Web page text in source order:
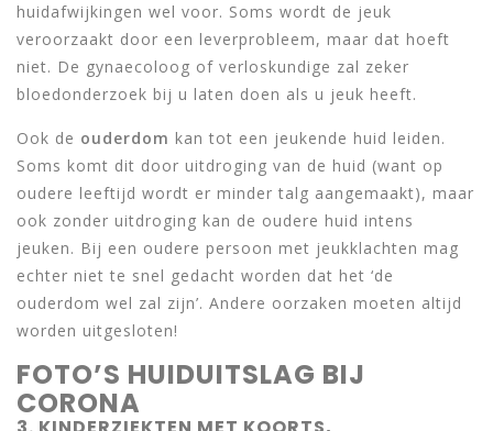
huidafwijkingen wel voor. Soms wordt de jeuk
veroorzaakt door een leverprobleem, maar dat hoeft
niet. De gynaecoloog of verloskundige zal zeker
bloedonderzoek bij u laten doen als u jeuk heeft.
Ook de ouderdom kan tot een jeukende huid leiden.
Soms komt dit door uitdroging van de huid (want op
oudere leeftijd wordt er minder talg aangemaakt), maar
ook zonder uitdroging kan de oudere huid intens
jeuken. Bij een oudere persoon met jeukklachten mag
echter niet te snel gedacht worden dat het ‘de
ouderdom wel zal zijn’. Andere oorzaken moeten altijd
worden uitgesloten!
FOTO’S HUIDUITSLAG BIJ
CORONA